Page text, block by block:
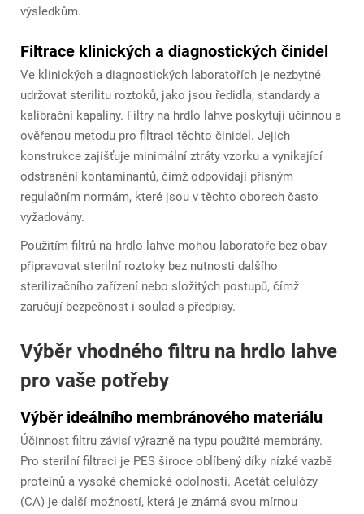
výsledkům.
Filtrace klinických a diagnostických činidel
Ve klinických a diagnostických laboratořích je nezbytné
udržovat sterilitu roztoků, jako jsou ředidla, standardy a
kalibrační kapaliny. Filtry na hrdlo lahve poskytují účinnou a
ověřenou metodu pro filtraci těchto činidel. Jejich
konstrukce zajišťuje minimální ztráty vzorku a vynikající
odstranění kontaminantů, čímž odpovídají přísným
regulačním normám, které jsou v těchto oborech často
vyžadovány.
Použitím filtrů na hrdlo lahve mohou laboratoře bez obav
připravovat sterilní roztoky bez nutnosti dalšího
sterilizačního zařízení nebo složitých postupů, čímž
zaručují bezpečnost i soulad s předpisy.
Výběr vhodného filtru na hrdlo lahve
pro vaše potřeby
Výběr ideálního membránového materiálu
Účinnost filtru závisí výrazně na typu použité membrány.
Pro sterilní filtraci je PES široce oblíbený díky nízké vazbě
proteinů a vysoké chemické odolnosti. Acetát celulózy
(CA) je další možností, která je známá svou mírnou